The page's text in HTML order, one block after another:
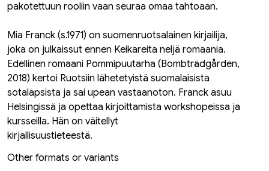
pakotettuun rooliin vaan seuraa omaa tahtoaan.
Mia Franck (s.1971) on suomenruotsalainen kirjailija,
joka on julkaissut ennen Keikareita neljä romaania.
Edellinen romaani Pommipuutarha (Bombträdgården,
2018) kertoi Ruotsiin lähetetyistä suomalaisista
sotalapsista ja sai upean vastaanoton. Franck asuu
Helsingissä ja opettaa kirjoittamista workshopeissa ja
kursseilla. Hän on väitellyt
kirjallisuustieteestä.
Other formats or variants